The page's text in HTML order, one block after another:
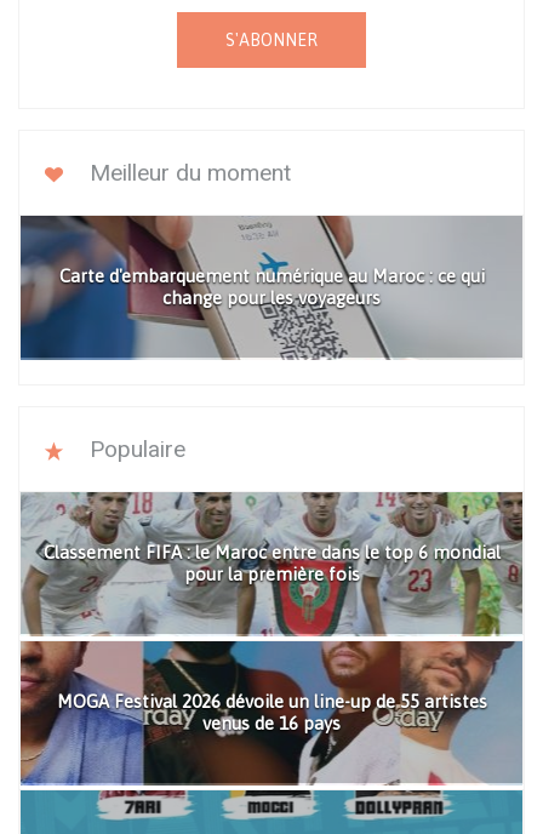
S'ABONNER
Meilleur du moment
Carte d'embarquement numérique au Maroc : ce qui
change pour les voyageurs
Populaire
Classement FIFA : le Maroc entre dans le top 6 mondial
pour la première fois
MOGA Festival 2026 dévoile un line-up de 55 artistes
venus de 16 pays